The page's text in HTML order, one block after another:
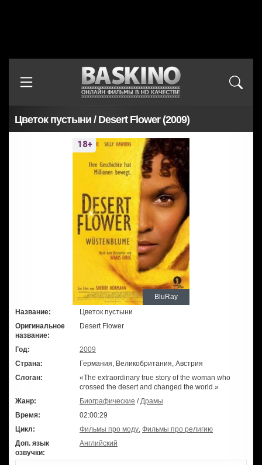
Цветок пустыни / Desert Flower (2009)
BluRay
Название:
Цветок пустыни
Оригинальное
название:
Desert Flower
Год:
2009
Страна:
Германия, Великобритания, Австрия
Слоган:
«The extraordinary true story of the woman who
crossed the desert and changed the world.»
Жанр:
Биографические /Драмы
Время:
02:00:29
Цикл:
Фильмы про моду, Фильмы про религию
Доп. язык
озвучки:
Английский